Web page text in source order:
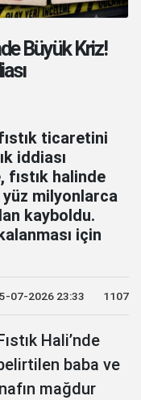
Büyük Kriz!
ticaretini
iddiası
fıstık halinde
yüz milyonlarca
kayboldu.
için
07-2026 23:33 1107
Hali’nde
baba ve
mağdur